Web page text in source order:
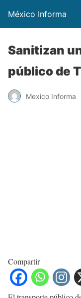
México Informa
Sanitizan
público de
Mexico Informa
Compartir